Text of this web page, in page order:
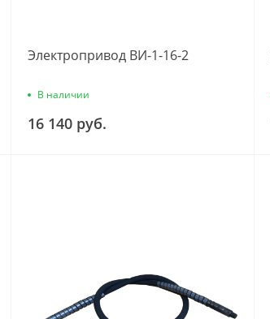
Электропривод ВИ-1-16-2
В наличии
16 140 руб.